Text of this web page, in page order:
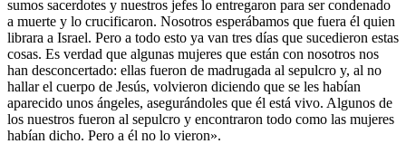
sumos sacerdotes y nuestros jefes lo entregaron para ser condenado
a muerte y lo crucificaron. Nosotros esperábamos que fuera él quien
librara a Israel. Pero a todo esto ya van tres días que sucedieron estas
cosas. Es verdad que algunas mujeres que están con nosotros nos
han desconcertado: ellas fueron de madrugada al sepulcro y, al no
hallar el cuerpo de Jesús, volvieron diciendo que se les habían
aparecido unos ángeles, asegurándoles que él está vivo. Algunos de
los nuestros fueron al sepulcro y encontraron todo como las mujeres
habían dicho. Pero a él no lo vieron».